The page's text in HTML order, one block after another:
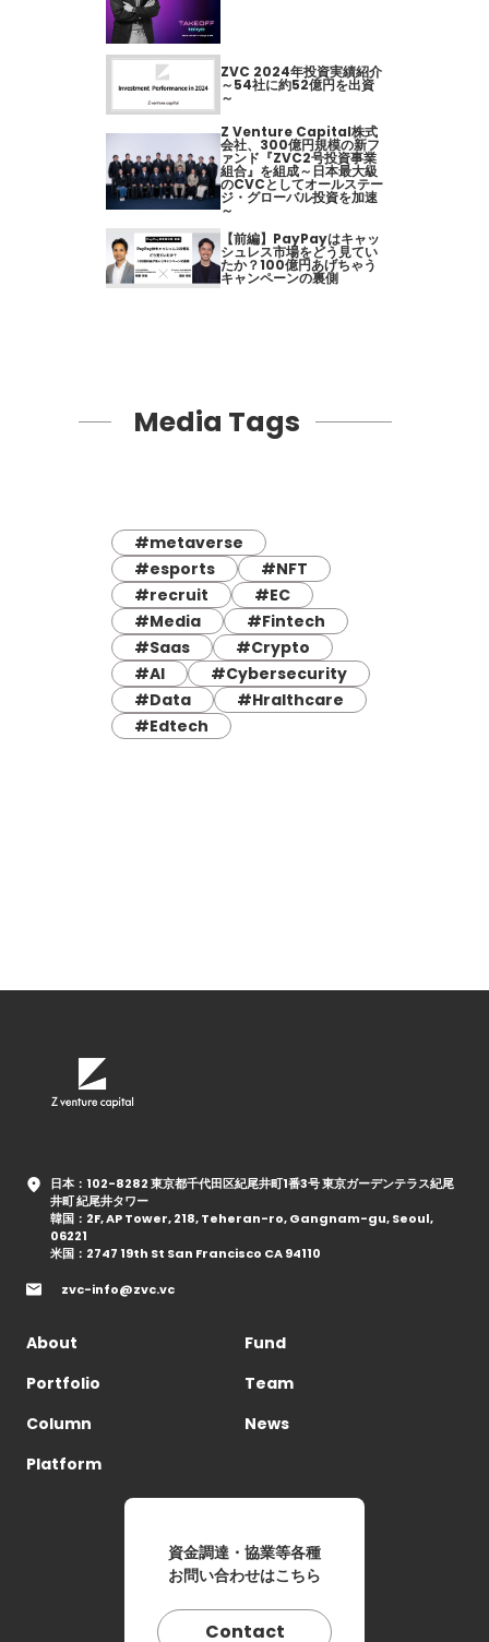
ZVC 2024年投資実績紹介
～54社に約52億円を出資
～
Z Venture Capital株式
会社、300億円規模の新フ
ァンド『ZVC2号投資事業
組合』を組成～日本最大級
のCVCとしてオールステー
ジ・グローバル投資を加速
～
【前編】PayPayはキャッ
シュレス市場をどう見てい
たか？100億円あげちゃう
キャンペーンの裏側
Media Tags
#metaverse
#esports
#NFT
#recruit
#EC
#Media
#Fintech
#Saas
#Crypto
#AI
#Cybersecurity
#Data
#Hralthcare
#Edtech
日本：102-8282 東京都千代田区紀尾井町1番3号 東京ガーデンテラス紀尾
井町 紀尾井タワー
韓国：2F, AP Tower, 218, Teheran-ro, Gangnam-gu, Seoul,
06221
米国：2747 19th St San Francisco CA 94110
zvc-info@zvc.vc
About
Fund
Portfolio
Team
Column
News
Platform
資金調達・協業等各種
お問い合わせはこちら
Contact